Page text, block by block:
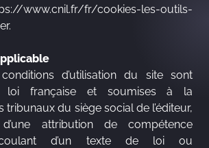
www.cnil.fr/fr/cookies-les-outils-
.
d’utilisation du site sont
française et soumises à la
du siège social de l’éditeur,
attribution de compétence
d’un texte de loi ou